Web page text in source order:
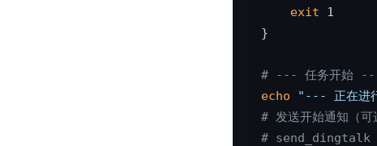
exit 1
}
# --- 任务开始
echo
"--- 正在进
# 发送开始通知（可
# send_dingtalk "